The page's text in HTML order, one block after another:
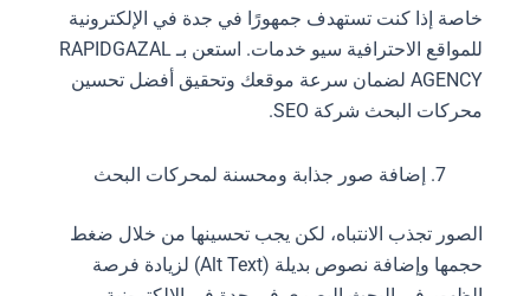
خاصة إذا كنت تستهدف جمهورًا في جدة في الإلكترونية
للمواقع الاحترافية سيو خدمات. استعن بـ RAPIDGAZAL
AGENCY لضمان سرعة موقعك وتحقيق أفضل تحسين
محركات البحث شركة SEO.
إضافة صور جذابة ومحسنة لمحركات البحث
الصور تجذب الانتباه، لكن يجب تحسينها من خلال ضغط
حجمها وإضافة نصوص بديلة (Alt Text) لزيادة فرصة